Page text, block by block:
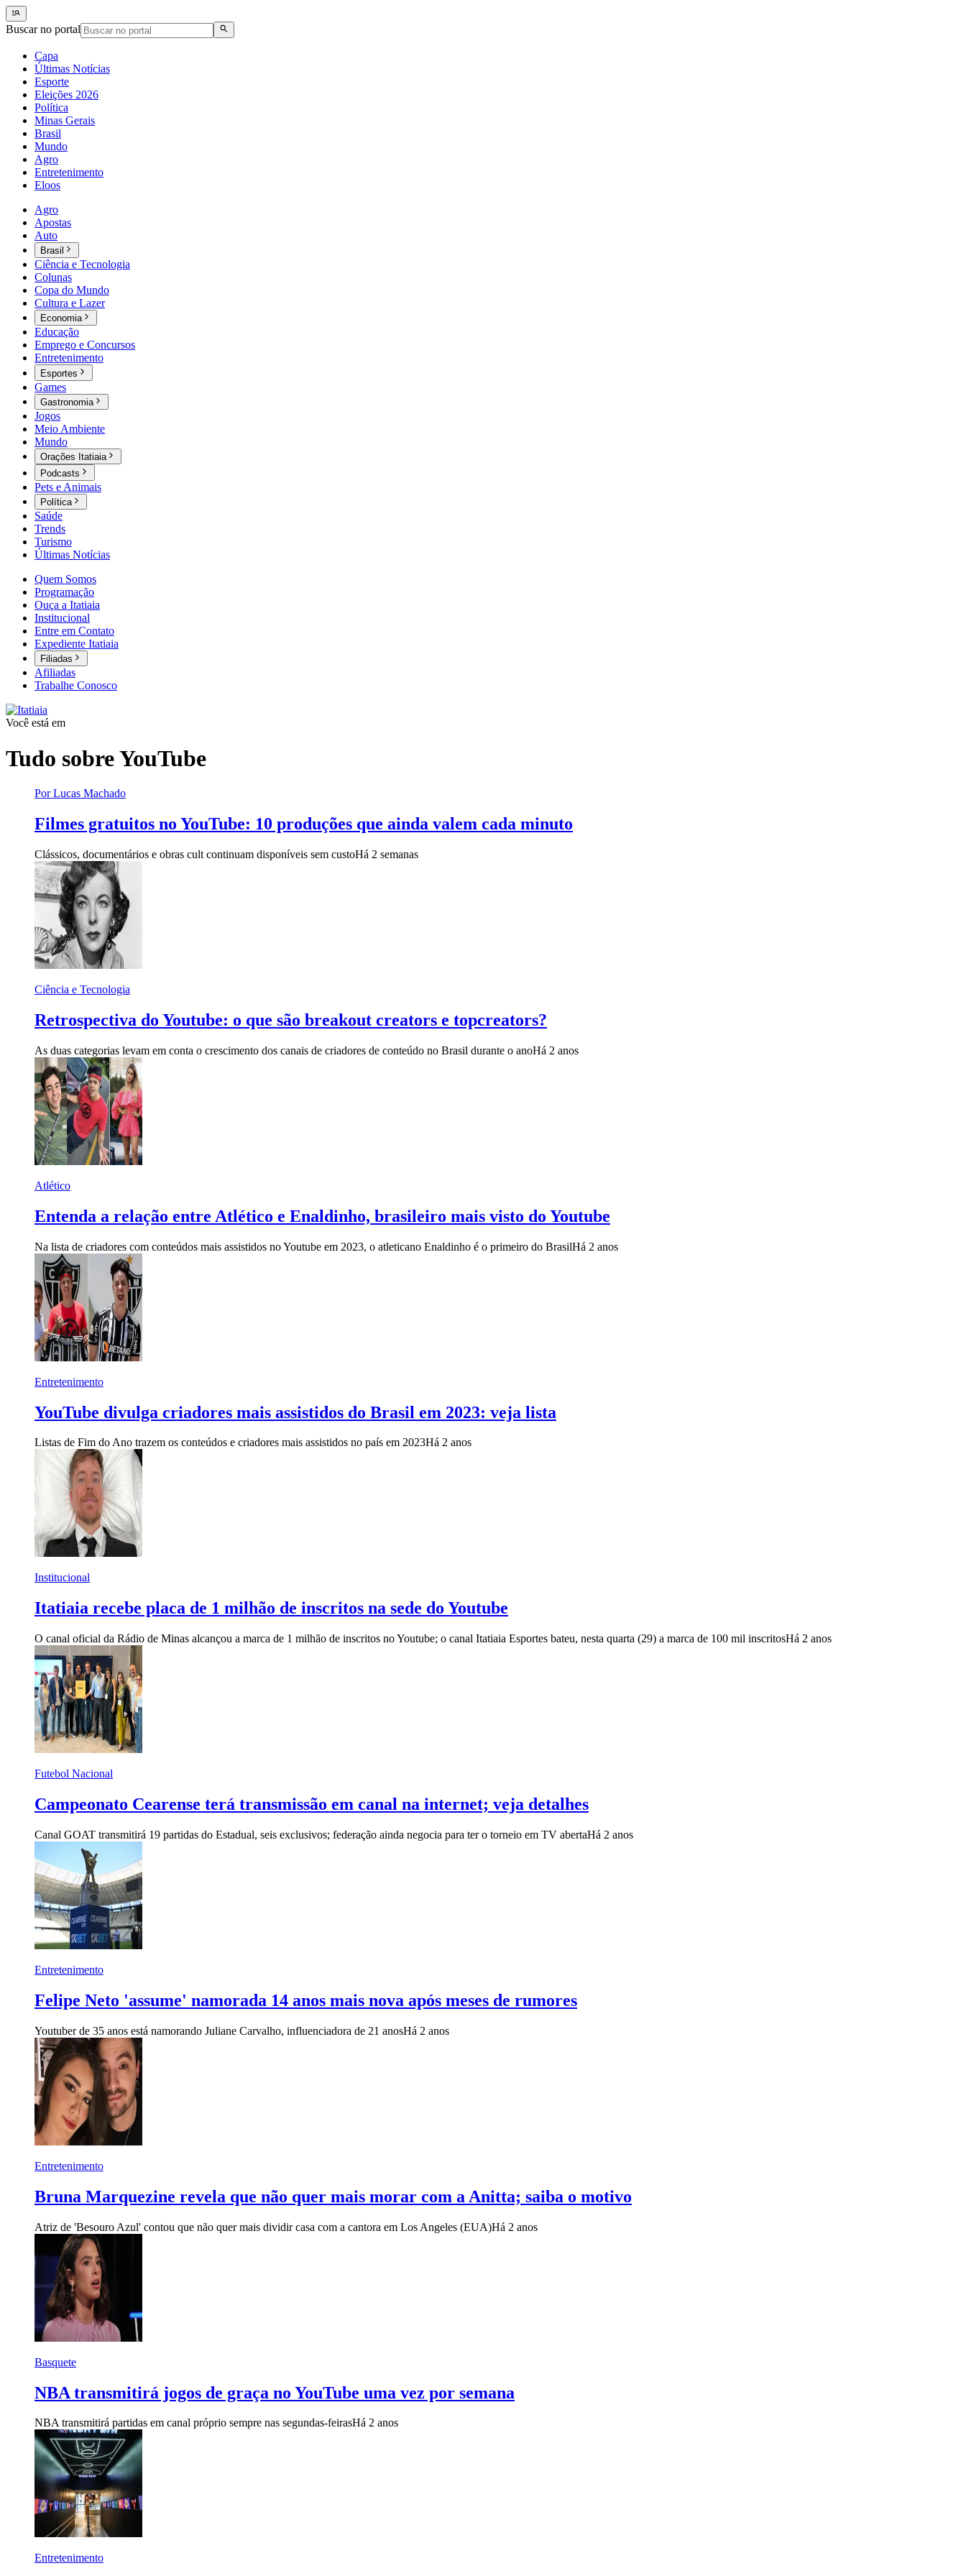
Buscar no portal
Capa
Últimas Notícias
Esporte
Eleições 2026
Política
Minas Gerais
Brasil
Mundo
Agro
Entretenimento
Eloos
Agro
Apostas
Auto
Brasil
Ciência e Tecnologia
Colunas
Copa do Mundo
Cultura e Lazer
Economia
Educação
Emprego e Concursos
Entretenimento
Esportes
Games
Gastronomia
Jogos
Meio Ambiente
Mundo
Orações Itatiaia
Podcasts
Pets e Animais
Política
Saúde
Trends
Turismo
Últimas Notícias
Quem Somos
Programação
Ouça a Itatiaia
Institucional
Entre em Contato
Expediente Itatiaia
Filiadas
Afiliadas
Trabalhe Conosco
Você está em
Tudo sobreYouTube
Por Lucas Machado
Filmes gratuitos no YouTube: 10 produções que ainda valem cada minuto
Clássicos, documentários e obras cult continuam disponíveis sem custoHá 2 semanas
Ciência e Tecnologia
Retrospectiva do Youtube: o que são breakout creators e topcreators?
As duas categorias levam em conta o crescimento dos canais de criadores de conteúdo no Brasil durante o anoHá 2 anos
Atlético
Entenda a relação entre Atlético e Enaldinho, brasileiro mais visto do Youtube
Na lista de criadores com conteúdos mais assistidos no Youtube em 2023, o atleticano Enaldinho é o primeiro do BrasilHá 2 anos
Entretenimento
YouTube divulga criadores mais assistidos do Brasil em 2023: veja lista
Listas de Fim do Ano trazem os conteúdos e criadores mais assistidos no país em 2023Há 2 anos
Institucional
Itatiaia recebe placa de 1 milhão de inscritos na sede do Youtube
O canal oficial da Rádio de Minas alcançou a marca de 1 milhão de inscritos no Youtube; o canal Itatiaia Esportes bateu, nesta quarta (29) a marca de 100 mil inscritosHá 2 anos
Futebol Nacional
Campeonato Cearense terá transmissão em canal na internet; veja detalhes
Canal GOAT transmitirá 19 partidas do Estadual, seis exclusivos; federação ainda negocia para ter o torneio em TV abertaHá 2 anos
Entretenimento
Felipe Neto 'assume' namorada 14 anos mais nova após meses de rumores
Youtuber de 35 anos está namorando Juliane Carvalho, influenciadora de 21 anosHá 2 anos
Entretenimento
Bruna Marquezine revela que não quer mais morar com a Anitta; saiba o motivo
Atriz de 'Besouro Azul' contou que não quer mais dividir casa com a cantora em Los Angeles (EUA)Há 2 anos
Basquete
NBA transmitirá jogos de graça no YouTube uma vez por semana
NBA transmitirá partidas em canal próprio sempre nas segundas-feirasHá 2 anos
Entretenimento